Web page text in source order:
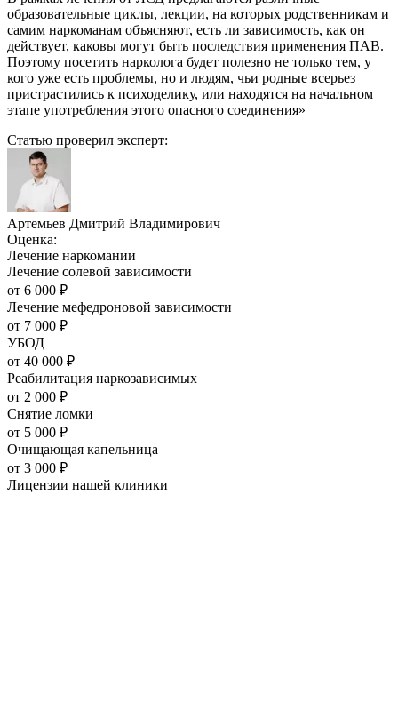
образовательные циклы, лекции, на которых родственникам и
самим наркоманам объясняют, есть ли зависимость, как он
действует, каковы могут быть последствия применения ПАВ.
Поэтому посетить нарколога будет полезно не только тем, у
кого уже есть проблемы, но и людям, чьи родные всерьез
пристрастились к психоделику, или находятся на начальном
этапе употребления этого опасного соединения»
Статью проверил эксперт:
Артемьев Дмитрий Владимирович
Оценка:
Лечение наркомании
Лечение солевой зависимости
от 6 000 ₽
Лечение мефедроновой зависимости
от 7 000 ₽
УБОД
от 40 000 ₽
Реабилитация наркозависимых
от 2 000 ₽
Снятие ломки
от 5 000 ₽
Очищающая капельница
от 3 000 ₽
Лицензии нашей клиники